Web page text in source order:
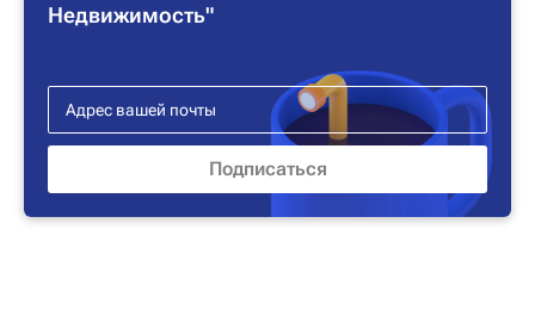
Недвижимость"